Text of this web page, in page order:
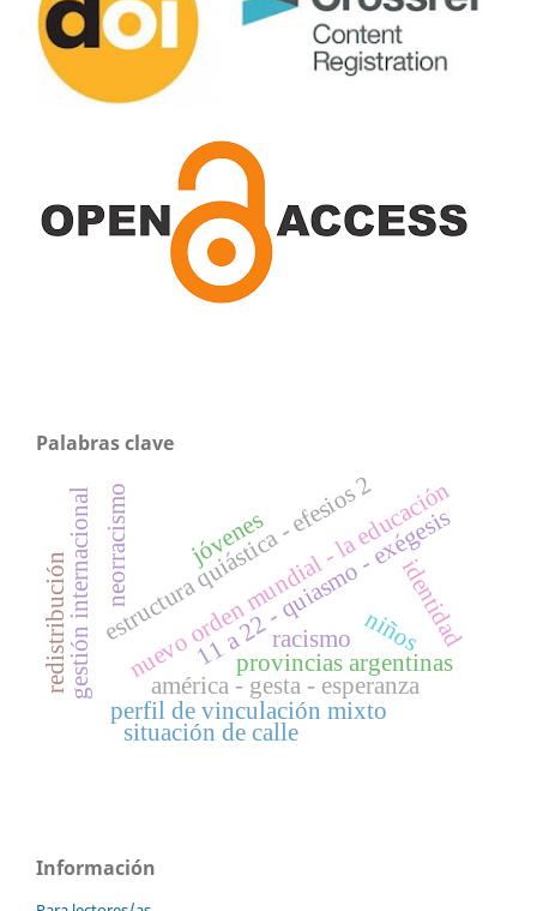
Palabras clave
estructura quiástica - efesios 2
11 a 22 - quiasmo - exégesis
nuevo orden mundial - la educación
américa - gesta - esperanza
gestión internacional
perfil de vinculación mixto
provincias argentinas
niños
jóvenes
situación de calle
identidad
racismo
neorracismo
redistribución
Información